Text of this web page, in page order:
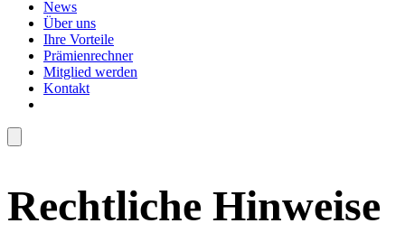
News
Über uns
Ihre Vorteile
Prämienrechner
Mitglied werden
Kontakt
Rechtliche Hinweise